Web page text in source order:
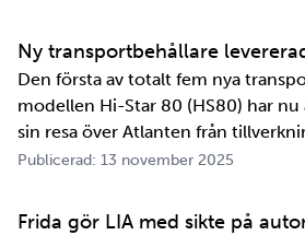
samarbetet mellan de två
Ny transportbehållare
Den första av totalt fem nya
modellen Hi-Star 80 (HS80) har
sin resa över Atlanten från
Innan transportbehållaren kan bli en
tester och utbildningar. Redan
Publicerad: 13 november 2025
Frida gör LIA med sikte på